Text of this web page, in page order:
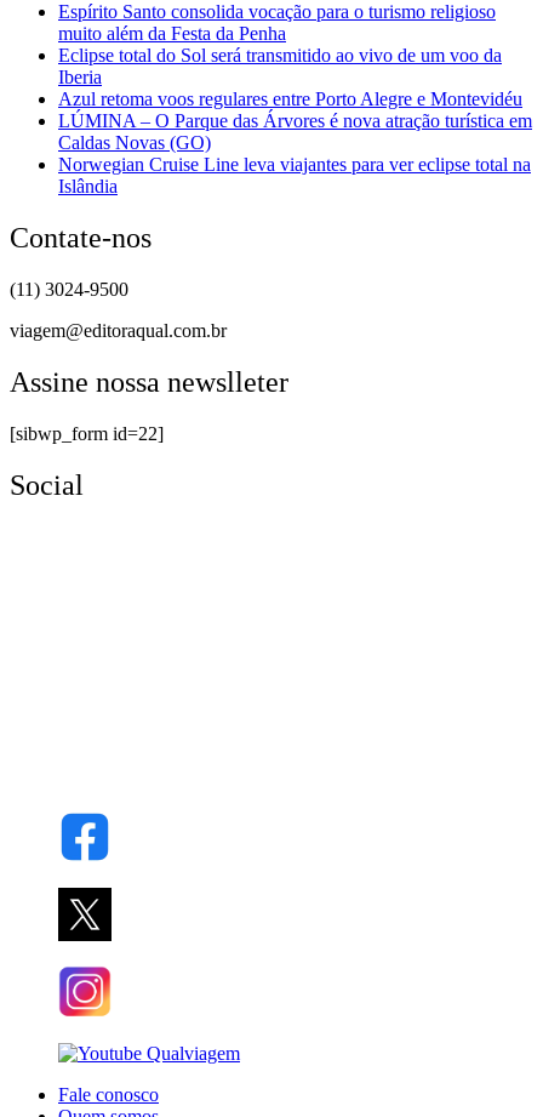
Espírito Santo consolida vocação para o turismo religioso
muito além da Festa da Penha
Eclipse total do Sol será transmitido ao vivo de um voo da
Iberia
Azul retoma voos regulares entre Porto Alegre e Montevidéu
LÚMINA – O Parque das Árvores é nova atração turística em
Caldas Novas (GO)
Norwegian Cruise Line leva viajantes para ver eclipse total na
Islândia
Contate-nos
(11) 3024-9500
viagem@editoraqual.com.br
Assine nossa newslleter
[sibwp_form id=22]
Social
Fale conosco